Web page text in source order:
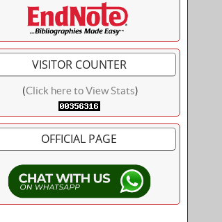
VISITOR COUNTER
(Click here to View Stats)
OFFICIAL PAGE